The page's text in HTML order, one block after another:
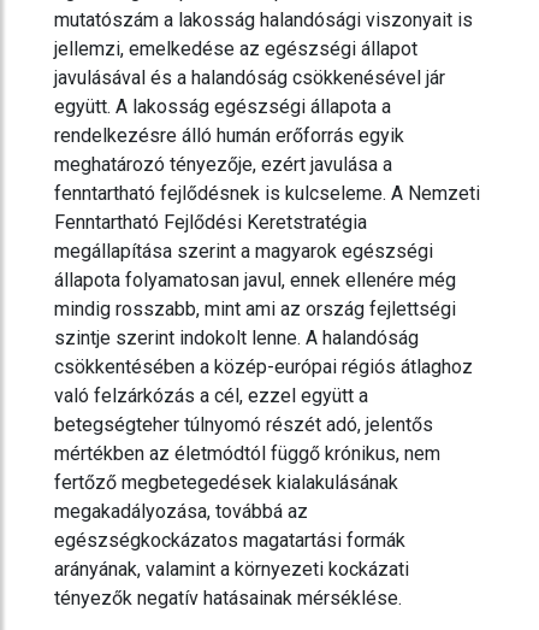
mutatószám a lakosság halandósági viszonyait is
jellemzi, emelkedése az egészségi állapot
javulásával és a halandóság csökkenésével jár
együtt. A lakosság egészségi állapota a
rendelkezésre álló humán erőforrás egyik
meghatározó tényezője, ezért javulása a
fenntartható fejlődésnek is kulcseleme. A Nemzeti
Fenntartható Fejlődési Keretstratégia
megállapítása szerint a magyarok egészségi
állapota folyamatosan javul, ennek ellenére még
mindig rosszabb, mint ami az ország fejlettségi
szintje szerint indokolt lenne. A halandóság
csökkentésében a közép-európai régiós átlaghoz
való felzárkózás a cél, ezzel együtt a
betegségteher túlnyomó részét adó, jelentős
mértékben az életmódtól függő krónikus, nem
fertőző megbetegedések kialakulásának
megakadályozása, továbbá az
egészségkockázatos magatartási formák
arányának, valamint a környezeti kockázati
tényezők negatív hatásainak mérséklése.